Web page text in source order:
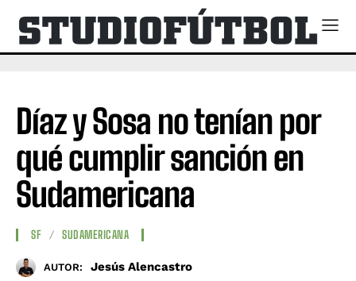
Díaz y Sosa no tenían por
qué cumplir sanción en
Sudamericana
SF SUDAMERICANA
AUTOR: Jesús Alencastro